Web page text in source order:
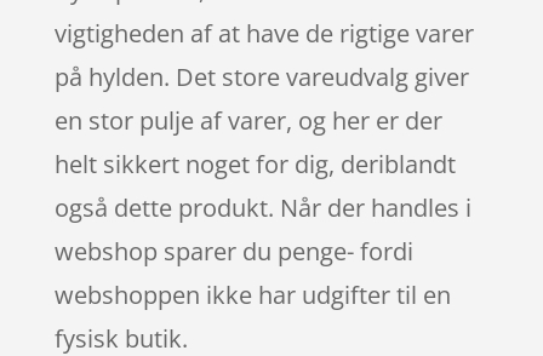
vigtigheden af at have de rigtige varer
på hylden. Det store vareudvalg giver
en stor pulje af varer, og her er der
helt sikkert noget for dig, deriblandt
også dette produkt. Når der handles i
webshop sparer du penge- fordi
webshoppen ikke har udgifter til en
fysisk butik.